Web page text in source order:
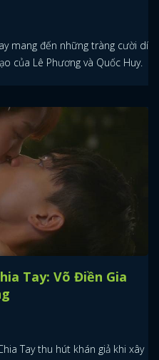
mang đến những tràng cười dí
của Lê Phương và Quốc Huy.
Tay: Võ Điền Gia
Tay thu hút khán giả khi xây